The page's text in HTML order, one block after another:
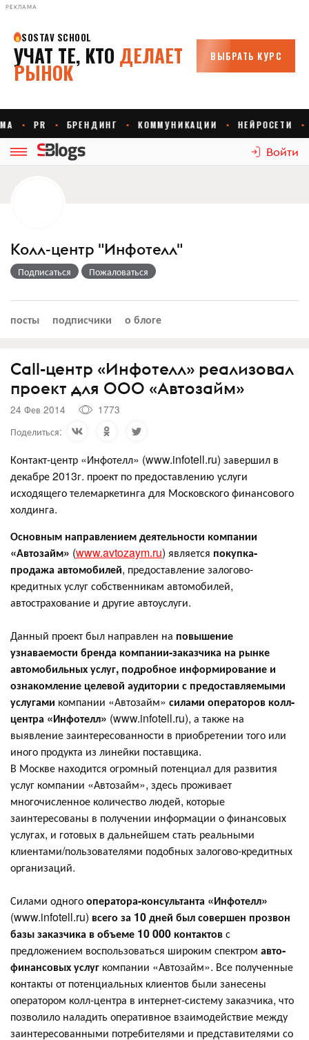
РЕКЛАМА
Войти
Колл-центр "Инфотелл"
Подписаться Пожаловаться
посты подписчики о блоге
Call-центр «Инфотелл» реализовал
проект для ООО «Автозайм»
24 Фев 2014
1773
Поделиться:
Контакт-центр «Инфотелл» (www.infotell.ru) завершил в
декабре 2013г. проект по предоставлению услуги
исходящего телемаркетинга для Московского финансового
холдинга.
Основным направлением деятельности компании
«Автозайм» (www.avtozaym.ru) является покупка-
продажа автомобилей, предоставление залогово-
кредитных услуг собственникам автомобилей,
автострахование и другие автоуслуги.
Данный проект был направлен на повышение
узнаваемости бренда компании-заказчика на рынке
автомобильных услуг, подробное информирование и
ознакомление целевой аудитории с предоставляемыми
услугами компании «Автозайм» силами операторов колл-
центра «Инфотелл» (www.infotell.ru), а также на
выявление заинтересованности в приобретении того или
иного продукта из линейки поставщика.
В Москве находится огромный потенциал для развития
услуг компании «Автозайм», здесь проживает
многочисленное количество людей, которые
заинтересованы в получении информации о финансовых
услугах, и готовых в дальнейшем стать реальными
клиентами/пользователями подобных залогово-кредитных
организаций.
Силами одногооператора-консультанта «Инфотелл»
(www.infotell.ru) всего за 10 дней был совершен прозвон
базы заказчика в объеме 10 000 контактовс
предложением воспользоваться широким спектром авто-
финансовых услуг компании «Автозайм». Все полученные
контакты от потенциальных клиентов были занесены
оператором колл-центра в интернет-систему заказчика, что
позволило наладить оперативное взаимодействие между
заинтересованными потребителями и представителями со